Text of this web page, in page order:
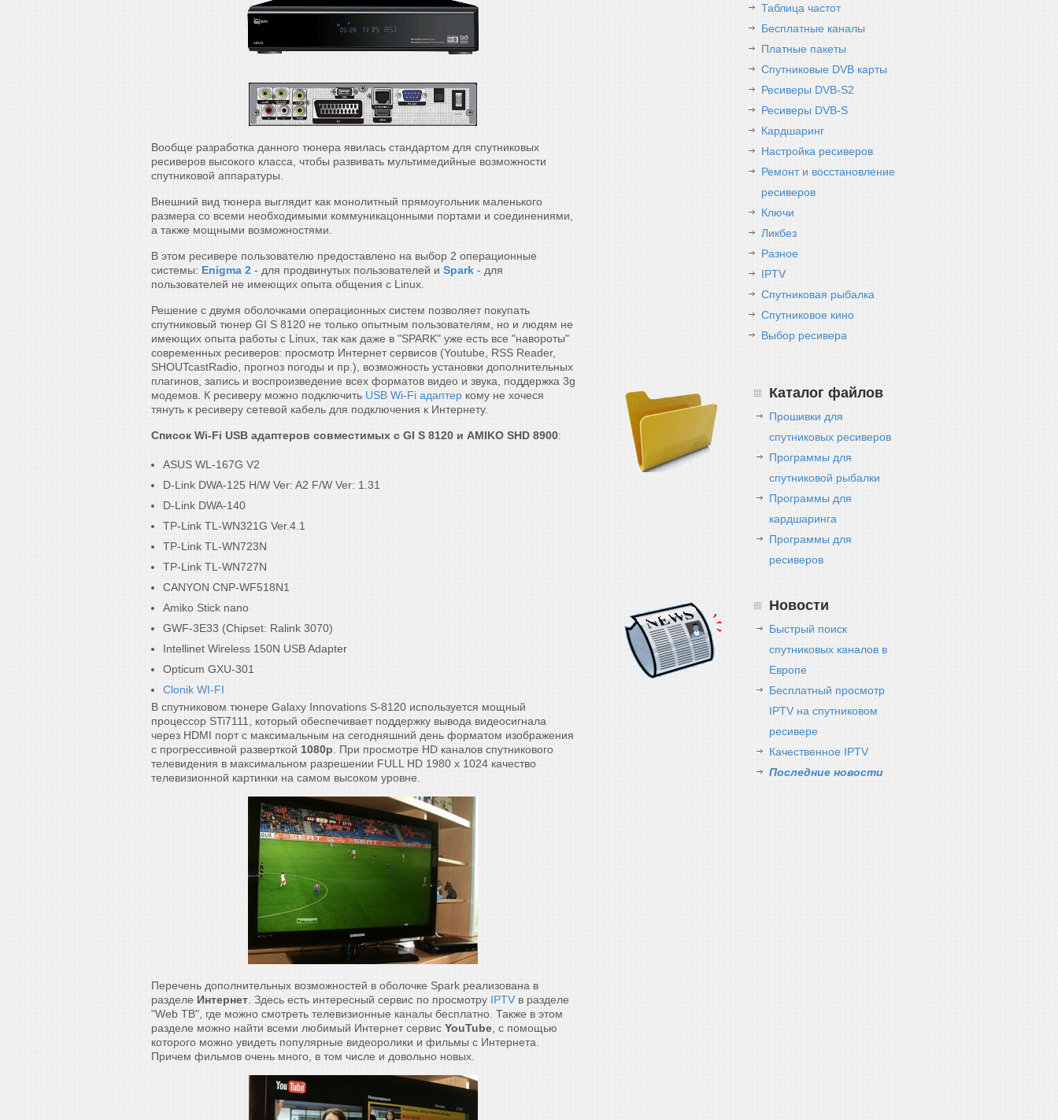
Вообще разработка данного тюнера явилась стандартом для спутниковых
ресиверов высокого класса, чтобы развивать мультимедийные возможности
спутниковой аппаратуры.
Внешний вид тюнера выглядит как монолитный прямоугольник маленького
размера со всеми необходимыми коммуникацонными портами и соединениями,
а также мощными возможностями.
В этом ресивере пользователю предоставлено на выбор 2 операционные
системы: Enigma 2 - для продвинутых пользователей и Spark - для
пользователей не имеющих опыта общения с Linux.
Решение с двумя оболочками операционных систем позволяет покупать
спутниковый тюнер GI S 8120 не только опытным пользователям, но и людям не
имеющих опыта работы с Linux, так как даже в "SPARK" уже есть все "навороты"
современных ресиверов: просмотр Интернет сервисов (Youtube, RSS Reader,
SHOUTcastRadio, прогноз погоды и пр.), возможность установки дополнительных
плагинов, запись и воспроизведение всех форматов видео и звука, поддержка 3g
модемов. К ресиверу можно подключить USB Wi-Fi адаптер кому не хочеся
тянуть к ресиверу сетевой кабель для подключения к Интернету.
Список Wi-Fi USB адаптеров совместимых с GI S 8120 и AMIKO SHD 8900:
ASUS WL-167G V2
D-Link DWA-125 H/W Ver: A2 F/W Ver: 1.31
D-Link DWA-140
TP-Link TL-WN321G Ver.4.1
TP-Link TL-WN723N
TP-Link TL-WN727N
CANYON CNP-WF518N1
Amiko Stick nano
GWF-3E33 (Chipset: Ralink 3070)
Intellinet Wireless 150N USB Adapter
Opticum GXU-301
Clonik WI-FI
В спутниковом тюнере Galaxy Innovations S-8120 используется мощный
процессор STi7111, который обеспечивает поддержку вывода видеосигнала
через HDMI порт с максимальным на сегодняшний день форматом изображения
с прогрессивной разверткой 1080p . При просмотре HD каналов спутникового
телевидения в максимальном разрешении FULL HD 1980 x 1024 качество
телевизионной картинки на самом высоком уровне.
Перечень дополнительных возможностей в оболочке Spark реализована в
разделе Интернет . Здесь есть интересный сервис по просмотру IPTV в разделе
"Web ТВ", где можно смотреть телевизионные каналы бесплатно. Также в этом
разделе можно найти всеми любимый Интернет сервис YouTube , с помощью
которого можно увидеть популярные видеоролики и фильмы с Интернета.
Причем фильмов очень много, в том числе и довольно новых.
Таблица частот
Бесплатные каналы
Платные пакеты
Спутниковые DVB карты
Ресиверы DVB-S2
Ресиверы DVB-S
Кардшаринг
Настройка ресиверов
Ремонт и восстановление
ресиверов
Ключи
Ликбез
Разное
IPTV
Спутниковая рыбалка
Спутниковое кино
Выбор ресивера
Каталог файлов
Прошивки для
спутниковых ресиверов
Программы для
спутниковой рыбалки
Программы для
кардшаринга
Программы для
ресиверов
Новости
Быстрый поиск
спутниковых каналов в
Европе
Бесплатный просмотр
IPTV на спутниковом
ресивере
Качественное IPTV
Последние новости